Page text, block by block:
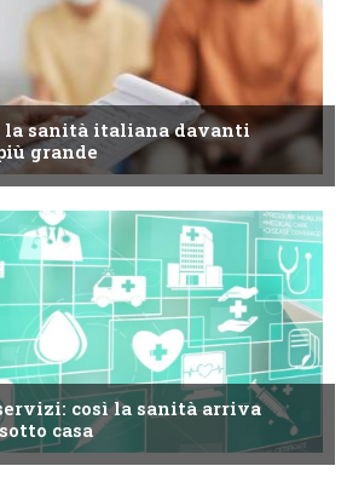
la sanità italiana davanti
grande
così la sanità arriva
casa